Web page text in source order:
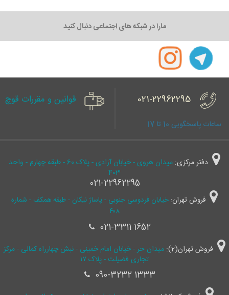
مارا در شبکه های اجتماعی دنبال کنید
021-22962295
ساعات پاسخگویی 10 تا 17
قوانین و مقررات قوچ
دفتر مرکزی:
میدان هروی - خیابان آزادی - پلاک 60 - طبقه چهارم - واحد
403
021-22962295
فروش تهران: خیابان فردوسی جنوبی - پاساژ نیکان - طبقه همکف - شماره
۴۰۸
021-3311 1652
فروش تهران(2):
میدان حر - خیابان امام خمینی - نبش چهارراه کمالی - مرکز
تجاری فضیلت - پلاک ۱۷
090-3232 1333